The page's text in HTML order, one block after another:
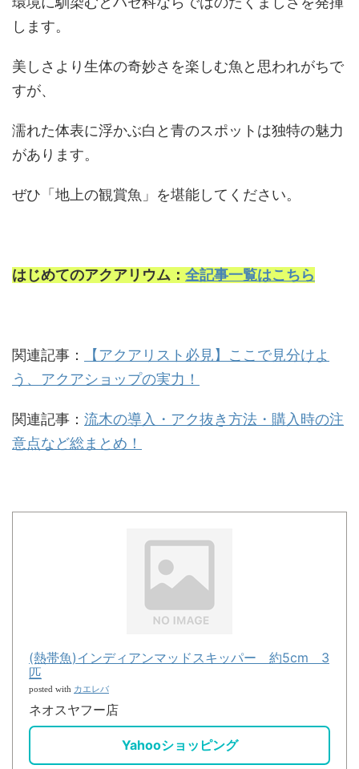
します。
美しさより生体の奇妙さを楽しむ魚と思われがちで
すが、
濡れた体表に浮かぶ白と青のスポットは独特の魅力
があります。
ぜひ「地上の観賞魚」を堪能してください。
はじめてのアクアリウム： 全記事一覧はこちら
関連記事：
【アクアリスト必見】ここで見分けよ
う、アクアショップの実力！
関連記事： 流木の導入・アク抜き方法・購入時の注
意点など総まとめ！
(熱帯魚)インディアンマッドスキッパー 約5cm 3
匹
posted with カエレバ
ネオスヤフー店
Yahooショッピング